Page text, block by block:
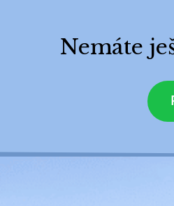
Nemáte